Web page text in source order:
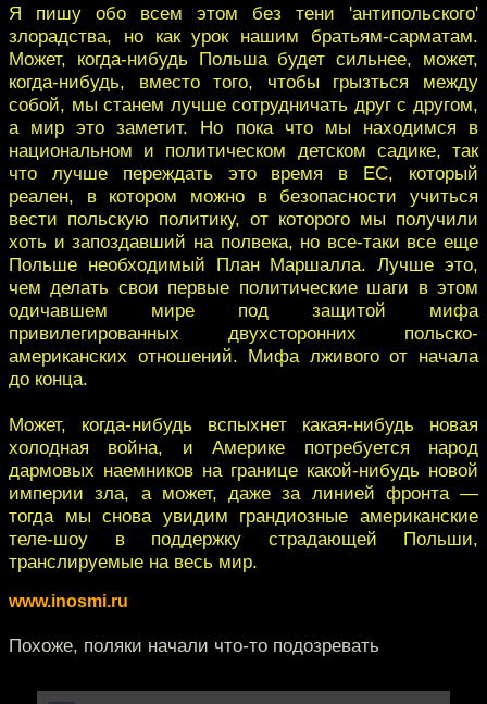
Я пишу обо всем этом без тени 'антипольского'
злорадства, но как урок нашим братьям-сарматам.
Может, когда-нибудь Польша будет сильнее, может,
когда-нибудь, вместо того, чтобы грызться между
собой, мы станем лучше сотрудничать друг с другом,
а мир это заметит. Но пока что мы находимся в
национальном и политическом детском садике, так
что лучше переждать это время в ЕС, который
реален, в котором можно в безопасности учиться
вести польскую политику, от которого мы получили
хоть и запоздавший на полвека, но все-таки все еще
Польше необходимый План Маршалла. Лучше это,
чем делать свои первые политические шаги в этом
одичавшем мире под защитой мифа
привилегированных двухсторонних польско-
американских отношений. Мифа лживого от начала
до конца.
Может, когда-нибудь вспыхнет какая-нибудь новая
холодная война, и Америке потребуется народ
дармовых наемников на границе какой-нибудь новой
империи зла, а может, даже за линией фронта —
тогда мы снова увидим грандиозные американские
теле-шоу в поддержку страдающей Польши,
транслируемые на весь мир.
www.inosmi.ru
Похоже, поляки начали что-то подозревать